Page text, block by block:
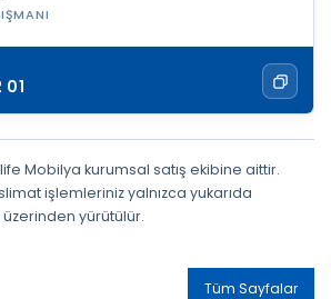
Mobilya kurumsal satış ekibine aittir.
işlemleriniz yalnızca yukarıda
yürütülür.
Tüm Sayfalar